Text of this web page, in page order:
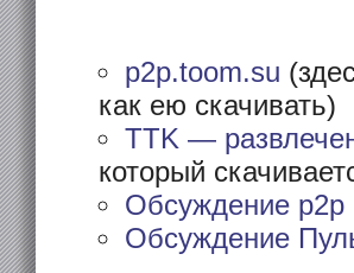
p2p.toom.su
как ею скачивать)
TTK —
который
Обсуждение
Обсуждение